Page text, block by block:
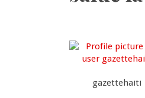
gazettehaiti